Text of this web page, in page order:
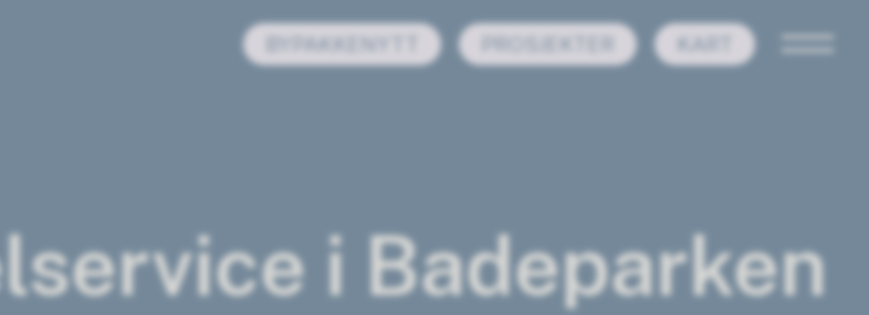
BYPAKKENYTT PROSJEKTER KART
i Badeparken